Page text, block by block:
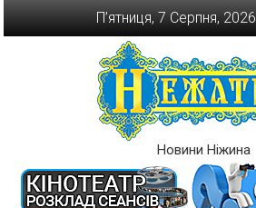
П’ятниця, 7 Серпня, 2026
Новини Ніжина